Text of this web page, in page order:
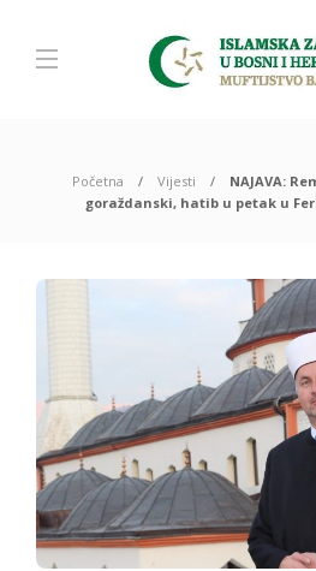
Početna Vijesti
NAJAVA:
goraždanski, hatib u petak u